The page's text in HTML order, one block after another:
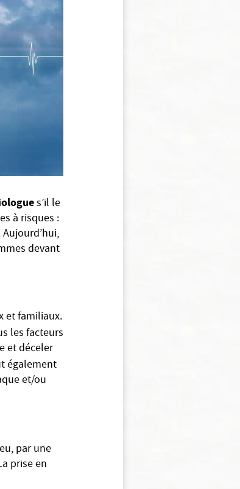
s’il le
à risques :
devant
et familiaux.
les facteurs
et déceler
également
et/ou
par une
prise en